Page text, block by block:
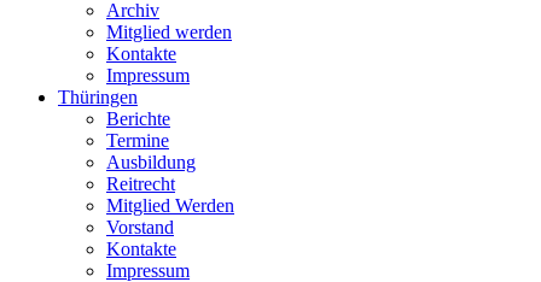
Archiv
Mitglied werden
Kontakte
Impressum
Thüringen
Berichte
Termine
Ausbildung
Reitrecht
Mitglied Werden
Vorstand
Kontakte
Impressum